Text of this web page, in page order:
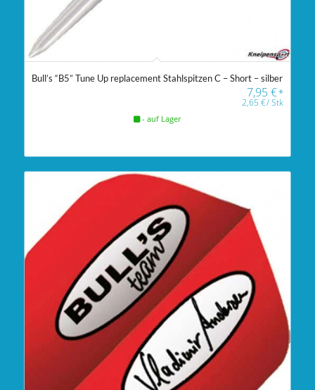
Bull’s “B5” Tune Up replacement Stahlspitzen C – Short – silber
7,95€*
2,65€/Stk
- auf Lager